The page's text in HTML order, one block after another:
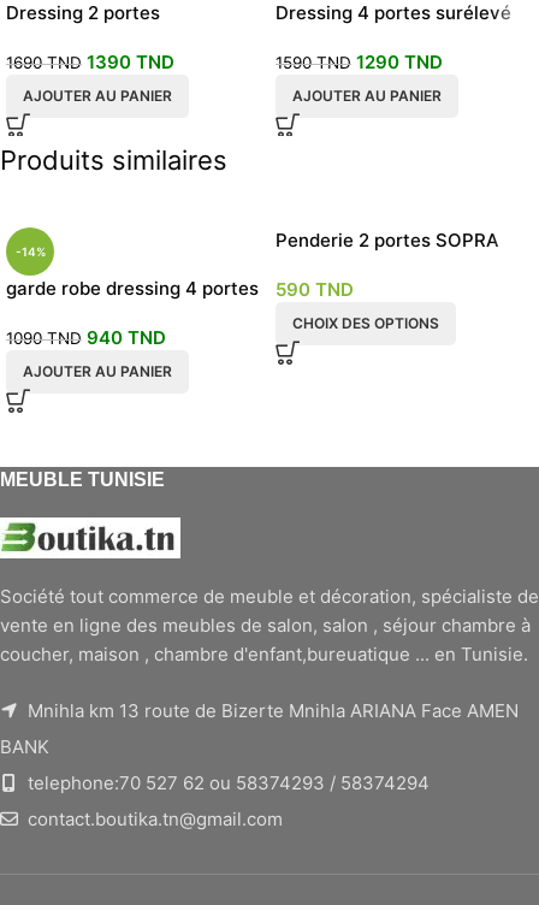
Dressing 2 portes
robe
1690TND 1390 TND
AJOUTER AU PANIER
Dressing 4 portes surélevé
1590TND 1290 TND
AJOUTER AU PANIER
Produits similaires
-14%
garde robe dressing 4 portes
1090TND 940 TND
AJOUTER AU PANIER
Penderie 2 portes SOPRA
590 TND
CHOIX DES OPTIONS
MEUBLE TUNISIE
Société tout commerce de meuble et décoration, spécialiste de
vente en ligne des meubles de salon, salon , séjour chambre à
coucher, maison , chambre d'enfant,bureuatique ... en Tunisie.
Mnihla km 13 route de Bizerte Mnihla ARIANA Face AMEN
BANK
telephone:70 527 62 ou 58374293 / 58374294
contact.boutika.tn@gmail.com